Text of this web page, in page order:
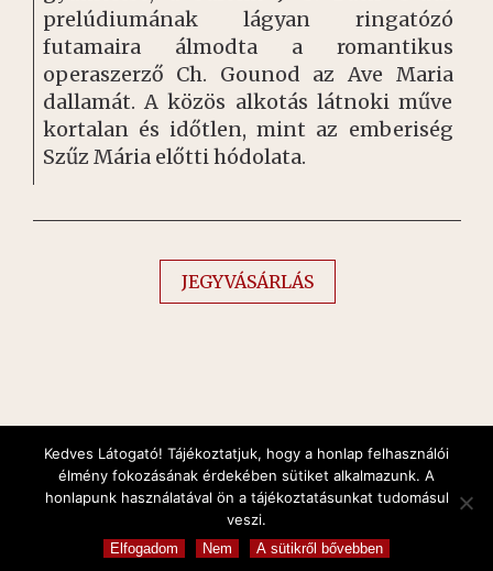
prelúdiumának lágyan ringatózó
futamaira álmodta a romantikus
operaszerző Ch. Gounod az Ave Maria
dallamát. A közös alkotás látnoki műve
kortalan és időtlen, mint az emberiség
Szűz Mária előtti hódolata.
JEGYVÁSÁRLÁS
Orgonakoncertek és Gálakoncertek
Copyright © 2026 All Rights Reserved
verzar
Kedves Látogató! Tájékoztatjuk, hogy a honlap felhasználói
élmény fokozásának érdekében sütiket alkalmazunk. A
honlapunk használatával ön a tájékoztatásunkat tudomásul
veszi.
Elfogadom Nem A sütikről bővebben